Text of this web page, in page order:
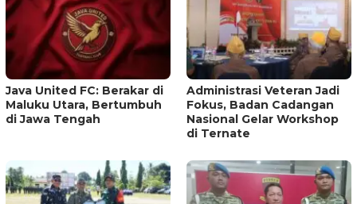
Java United FC: Berakar di
Maluku Utara, Bertumbuh
di Jawa Tengah
Administrasi Veteran Jadi
Fokus, Badan Cadangan
Nasional Gelar Workshop
di Ternate